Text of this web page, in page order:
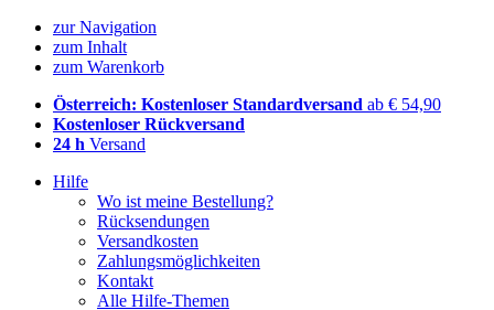
zur Navigation
zum Inhalt
zum Warenkorb
Österreich: Kostenloser Standardversand ab € 54,90
Kostenloser Rückversand
24 h Versand
Hilfe
Wo ist meine Bestellung?
Rücksendungen
Versandkosten
Zahlungsmöglichkeiten
Kontakt
Alle Hilfe-Themen